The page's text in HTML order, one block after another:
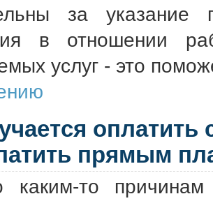
за
в отношении
услуг - это
оплатить
прямым
каким-то